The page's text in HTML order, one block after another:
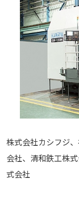
株式会社カシフジ、
会社、 清和鉄工株
式会社